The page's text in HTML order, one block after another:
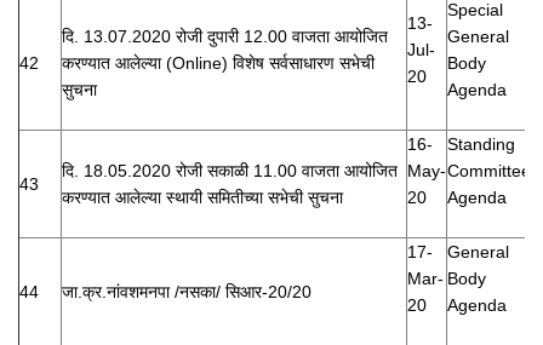
42
दि. 13.07.2020 रोजी दुपारी 12.00 वाजता आयोजित
करण्यात आलेल्या (Online) विशेष सर्वसाधारण सभेची
सुचना
13-
Jul-
20
Special
General
Body
Agenda
43
दि. 18.05.2020 रोजी सकाळी 11.00 वाजता आयोजित
करण्यात आलेल्या स्थायी समितीच्या सभेची सुचना
16-
May-
20
Standing
Committee
Agenda
44 जा.क्र.नांवशमनपा /नसका/ सिआर-20/20
17-
Mar-
20
General
Body
Agenda